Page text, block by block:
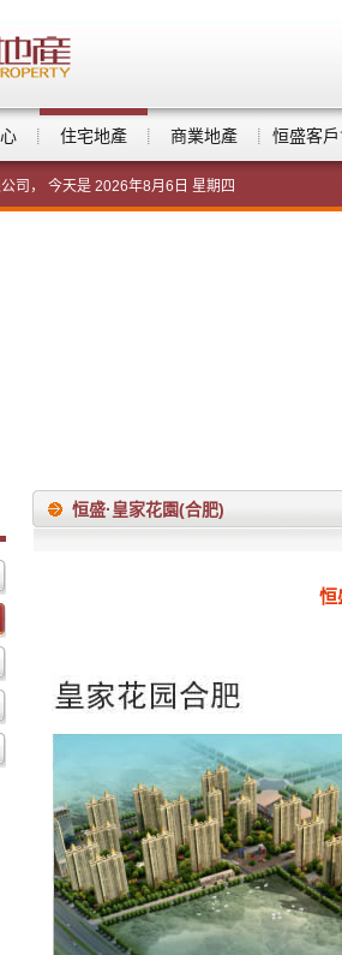
住宅地產 商業地產 恒盛客
司， 今天是 2026年8月6日 星期四
恒盛·皇家花園(合肥)
恒